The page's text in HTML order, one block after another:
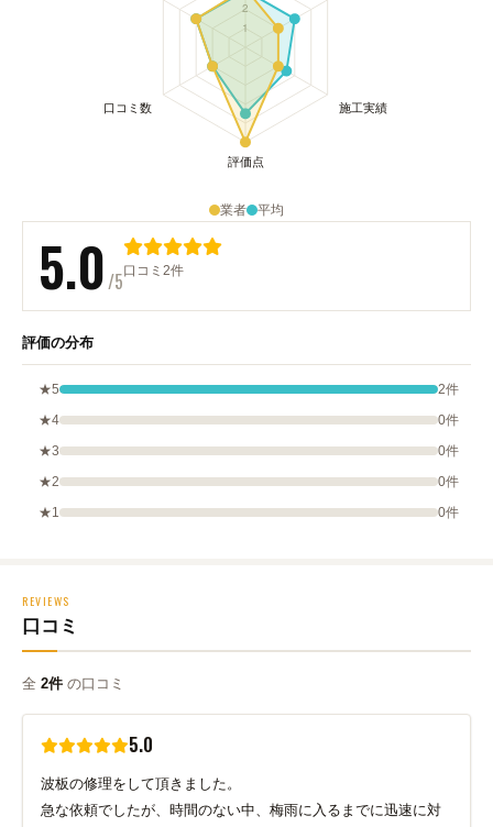
業者 平均
5.0/5口コミ2件
評価の分布
★5
2件
★4
0件
★3
0件
★2
0件
★1
0件
REVIEWS
口コミ
全 2件 の口コミ
5.0
波板の修理をして頂きました。
急な依頼でしたが、時間のない中、梅雨に入るまでに迅速に対